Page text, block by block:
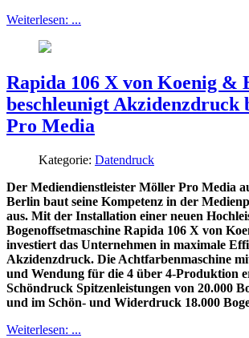
Weiterlesen: ...
Rapida 106 X von Koenig &
beschleunigt Akzidenzdruck
Pro Media
Kategorie: Datendruck
Der Mediendienstleister Möller Pro Media
Berlin baut seine Kompetenz in der
aus. Mit der Installation einer neuen
Bogenoffsetmaschine Rapida 106 X von
investiert das Unternehmen in maximale
Akzidenzdruck. Die Achtfarbenmaschine
und Wendung für die 4 über 4-Produktion
Schöndruck Spitzenleistungen von 20.000
und im Schön- und Widerdruck 18.000
Weiterlesen: ...